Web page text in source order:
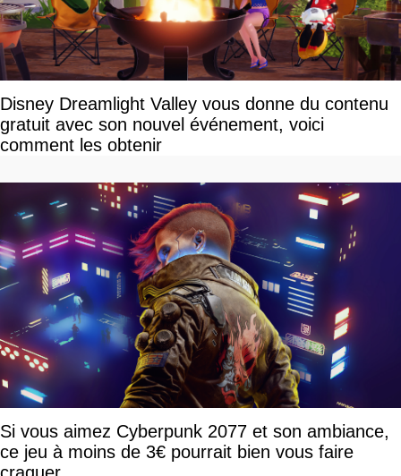
Disney Dreamlight Valley vous donne du contenu
gratuit avec son nouvel événement, voici
comment les obtenir
Si vous aimez Cyberpunk 2077 et son ambiance,
ce jeu à moins de 3€ pourrait bien vous faire